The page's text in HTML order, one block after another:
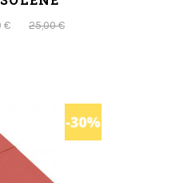
€ 25,00 €